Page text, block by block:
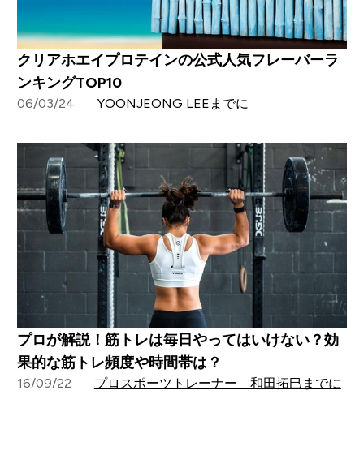
クリアホエイプロテインの公式人気フレーバーラ
ンキングTOP10
06/03/24 YOONJEONG LEEまでに
プロが解説！筋トレは毎日やってはいけない？効
果的な筋トレ頻度や時間帯は？
16/09/22 プロスポーツトレーナー 和田拓巳までに